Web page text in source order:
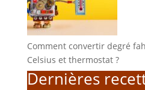
Comment convertir degré
Celsius et thermostat ?
Dernières